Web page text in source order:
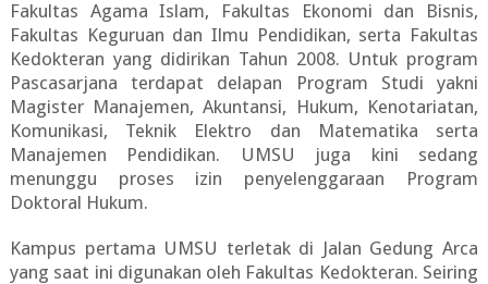
Fakultas Agama Islam, Fakultas Ekonomi dan Bisnis,
Fakultas Keguruan dan Ilmu Pendidikan, serta Fakultas
Kedokteran yang didirikan Tahun 2008. Untuk program
Pascasarjana terdapat delapan Program Studi yakni
Magister Manajemen, Akuntansi, Hukum, Kenotariatan,
Komunikasi, Teknik Elektro dan Matematika serta
Manajemen Pendidikan. UMSU juga kini sedang
menunggu proses izin penyelenggaraan Program
Doktoral Hukum.
Kampus pertama UMSU terletak di Jalan Gedung Arca
yang saat ini digunakan oleh Fakultas Kedokteran. Seiring